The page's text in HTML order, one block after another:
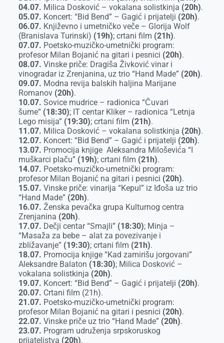
04.07. Milica Dosković – vokalana solistkinja (20h).
05.07. Koncert: “Bid Bend” – Gagić i prijatelji (20h).
06.07. Književno i umetničko veče – Glorija Wolf
(Branislava Turinski) (19h); crtani film (21h).
07.07. Poetsko-muzičko-umetnički program:
profesor Milan Bojanić na gitari i pesnici (20h).
08.07. Vinske priče: Dragiša Živković vinar i
vinogradar iz Zrenjanina, uz trio “Hand Made” (20h).
09.07. Modna revija balskih haljina Marijane
Romanov (20h).
10.07. Sovice mudrice – radionica “Čuvari
šume” (18:30); IT centar Kliker – radionica “Letnja
Lego misija” (19:30); crtani film (21h).
11.07. Milica Dosković – vokalana solistkinja (20h).
12.07. Koncert: “Bid Bend” – Gagić i prijatelji (20h).
13.07. Promocija knjige Aleksandra Miloševića “I
muškarci plaču” (19h); crtani film (21h).
14.07. Poetsko-muzičko-umetnički program:
profesor Milan Bojanić na gitari i pesnici (20h).
15.07. Vinske priče: vinarija “Kepul” iz Iđoša uz trio
“Hand Made” (20h).
16.07. Ženska pevačka grupa Kulturnog centra
Zrenjanina (20h).
17.07. Dečji centar “Smajli” (18:30); Minja –
“Masaža za bebe – alat za povezivanje i
zbližavanje” (19:30); crtani film (21h).
18.07. Promocija knjige “Kad zamirišu jorgovani”
Aleksandre Balaton (18:30); Milica Dosković –
vokalana solistkinja (20h).
19.07. Koncert: “Bid Bend” – Gagić i prijatelji (20h).
20.07. Crtani film (21h).
21.07. Poetsko-muzičko-umetnički program:
profesor Milan Bojanić na gitari i pesnici (20h).
22.07. Vinske priče uz trio “Hand Made” (20h).
23.07. Program udruženja srpskoruskog
prijateljstva (20h).